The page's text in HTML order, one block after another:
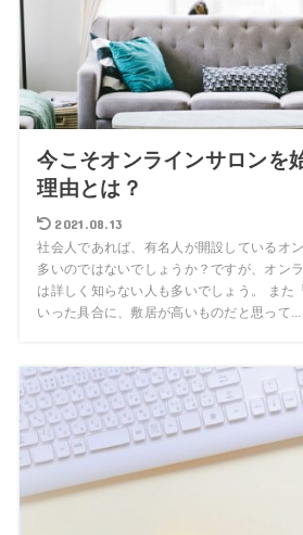
今こそオンラインサロンを
理由とは？
2021.08.13
社会人であれば、有名人が開設しているオ
多いのではないでしょうか？ですが、オン
は詳しく知らない人も多いでしょう。 また
いった具合に、敷居が高いものだと思って...